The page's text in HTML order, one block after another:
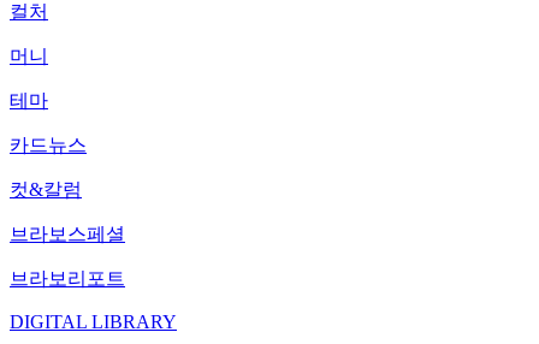
컬처
머니
테마
카드뉴스
컷&칼럼
브라보스페셜
브라보리포트
DIGITAL LIBRARY